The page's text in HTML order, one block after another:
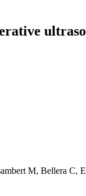
M, Bellera C,